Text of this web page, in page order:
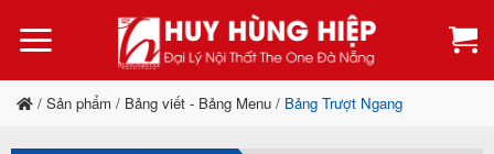
qua
dung
/ Sản phẩm / Bảng viết - Bảng Menu / Bảng Trượt Ngang